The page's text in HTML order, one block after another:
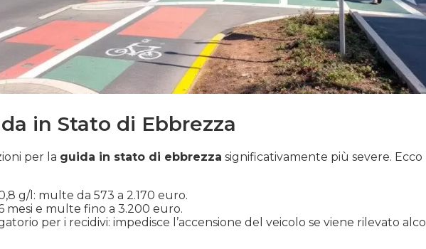
in Stato di Ebbrezza
per la guida in stato di ebbrezza significativamente più severe. Ecco
g/l: multe da 573 a 2.170 euro.
mesi e multe fino a 3.200 euro.
per i recidivi: impedisce l’accensione del veicolo se viene rilevato alcol